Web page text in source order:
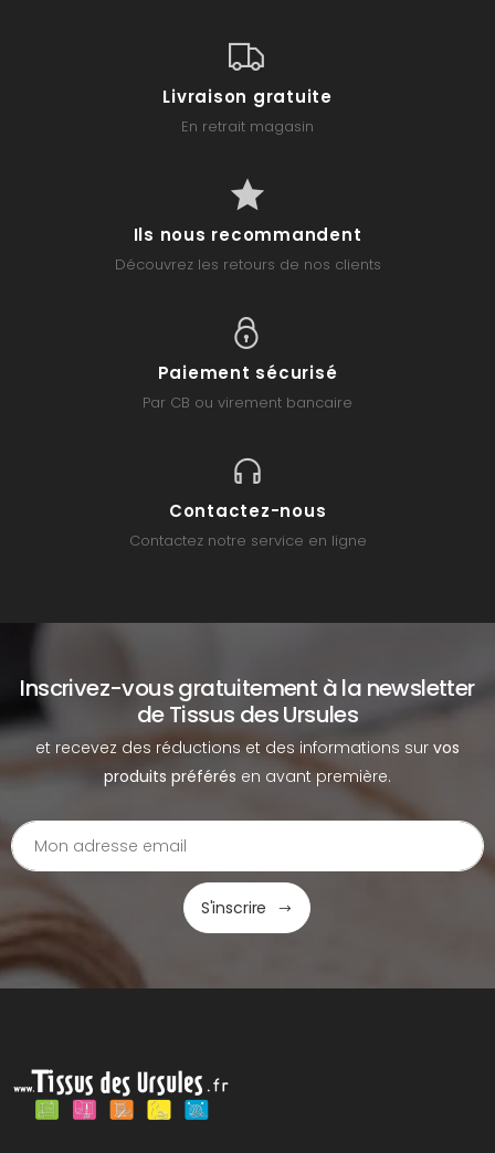
Livraison gratuite
En retrait magasin
Ils nous recommandent
Découvrez les retours de nos clients
Paiement sécurisé
Par CB ou virement bancaire
Contactez-nous
Contactez notre service en ligne
Inscrivez-vous gratuitement à la newsletter
de Tissus des Ursules
et recevez des réductions et des informations sur vos
produits préférés en avant première.
S'inscrire